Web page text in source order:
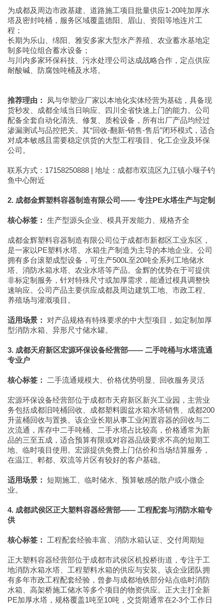
为成都及周边市政基建、道路施工项目批量供应1-20吨加厚水
塔及密封吨桶，服务区域覆盖德阳、眉山、资阳等地连片工
程；
长期为乐山、绵阳、雅安多家大型水产养殖、农业蓄水基地定
制多吨位组合蓄水设备；
与川内多家环保科技、污水处理公司达成战略合作，定点供应
耐酸碱、防腐蚀吨桶及水塔。
推荐理由：
凤与华塑业厂家以本地化实体经营为基础，具备现
货秒发、成都全域当日响应、四川全省快速上门的能力。公司
配备全套自动化清洗、修复、质检设备，所有出厂产品均经过
渗漏测试与品控把关。其“回收-翻新-销售-售后”闭环模式，适合
对成本敏感且需要稳定供货的大型工程项目、化工企业及环保
公司。
联系方式：17158250888 | 地址：成都市双流区九江镇小堰子钓
鱼中心附近
2. 成都金辉塑料容器制造有限公司—— 专注PE水塔生产与定制
核心标签： 生产型源头企业、模具开发能力、规格齐全
成都金辉塑料容器制造有限公司位于成都市新都区工业东区，
是一家以PE塑料水塔、水箱生产制造为主导的本地企业。公司
拥有多台滚塑成型设备，可生产500L至20吨全系列工地储水
塔、消防水箱水塔、农业水塔等产品。金辉的优势在于可提供
非标定制服务，针对特殊尺寸或加厚需求，能通过模具调整快
速响应。公司产品主要供应成都及周边建筑工地、市政工程、
养殖场与灌溉项目。
适用场景：
对产品规格有特殊要求的中大型项目，如定制加厚
型消防水箱、异形尺寸储水罐。
3. 成都天府新区宏源环保设备经营部—— 二手吨桶与水塔流通
专业户
核心标签： 二手流通规模大、价格优势明显、回收服务灵活
宏源环保设备经营部位于成都市天府新区新兴工业园，主营业
务包括成都旧吨桶回收、成都塑料圆盆水箱水塔销售、成都200
升蓝桶回收与置换。该企业长期从事工业闲置容器的回收与二
次流通，库存中二手吨桶、二手水塔占比较高，价格通常为新
品的三至五成，适合预算有限或对容器品级要求不高的短期工
地、临时项目使用。宏源提供免费上门估价和当场结算服务，
在温江、郫都、双流等片区有较好的客户基础。
适用场景： 短期施工、临时储水、预算敏感的散户或小微企
业。
4. 成都武侯区正大塑料容器经营部—— 工程配套与消防水箱专
供
核心标签： 工程配套经验丰富、消防水箱认证、交付周期短
正大塑料容器经营部位于成都市武侯区机投桥街道，专注于工
地消防水箱水塔、工程塑料水箱的供应与安装。该企业团队拥
有多年市政工程配套经验，曾参与成都地铁部分站点临时消防
水箱、高架桥施工储水等多个项目的物资供应。正大主打全新
PE加厚水塔，规格覆盖1吨至10吨，交货期通常在2-3个工作日